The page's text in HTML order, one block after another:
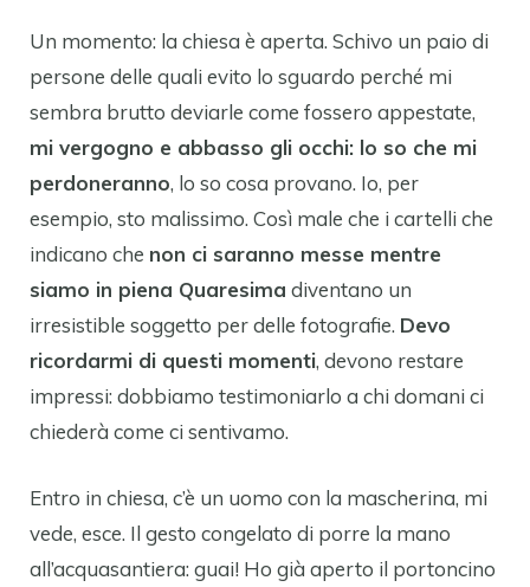
Un momento: la chiesa è aperta. Schivo un paio di
persone delle quali evito lo sguardo perché mi
sembra brutto deviarle come fossero appestate,
mi vergogno e abbasso gli occhi: lo so che mi
perdoneranno, lo so cosa provano. Io, per
esempio, sto malissimo. Così male che i cartelli che
indicano che non ci saranno messe mentre
siamo in piena Quaresima diventano un
irresistible soggetto per delle fotografie. Devo
ricordarmi di questi momenti, devono restare
impressi: dobbiamo testimoniarlo a chi domani ci
chiederà come ci sentivamo.
Entro in chiesa, c’è un uomo con la mascherina, mi
vede, esce. Il gesto congelato di porre la mano
all’acquasantiera: guai! Ho già aperto il portoncino